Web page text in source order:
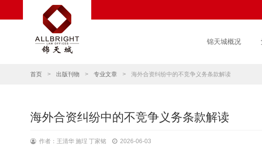
锦天城概况
首页 > 出版刊物 > 专业文章 > 海外合资纠纷中的不竞争义务条款解读
海外合资纠纷中的不竞争义务条款解读
作者：王清华 施珵 丁家铭 2026-06-03